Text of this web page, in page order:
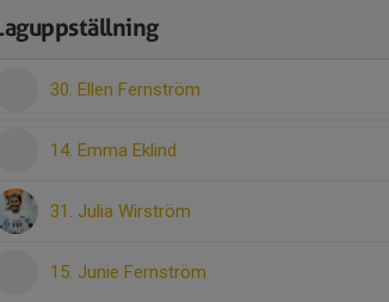
30. Ellen Fernström
14. Emma Eklind
31. Julia Wirström
15. Junie Fernström